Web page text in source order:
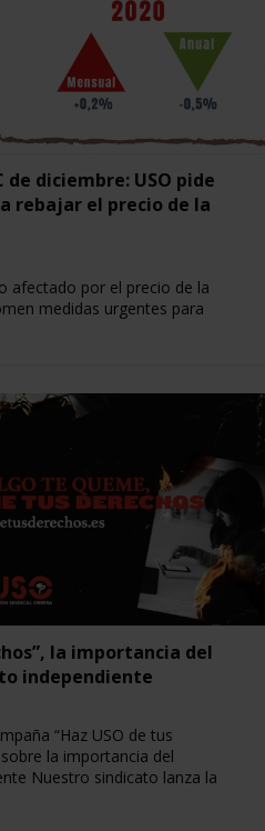
de diciembre: USO pide
rebajar el precio de la
afectado por el precio de la
medidas urgentes para
la importancia del
independiente
“Haz USO de tus
la importancia del
Nuestro sindicato lanza la